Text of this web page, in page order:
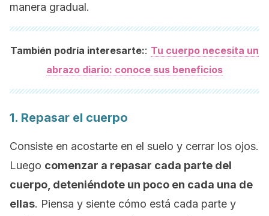
manera gradual.
También podría interesarte:: Tu cuerpo necesita un
abrazo diario: conoce sus beneficios
1. Repasar el cuerpo
Consiste en acostarte en el suelo y cerrar los ojos.
Luego comenzar a repasar cada parte del
cuerpo, deteniéndote un poco en cada una de
ellas. Piensa y siente cómo está cada parte y